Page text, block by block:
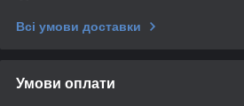
Всі умови доставки
Умови оплати